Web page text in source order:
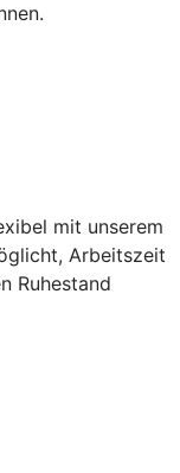
mit unserem
Arbeitszeit
Ruhestand